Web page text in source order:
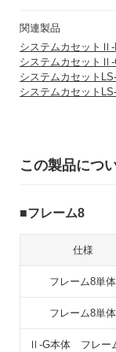
〒
関連製品
システムカセット
システムカセットⅡ-
システムカセット
システムカセット
この製品につ
フレーム8
仕様
フレーム8単体
フレーム8単体
Ⅱ-G本体 フレー